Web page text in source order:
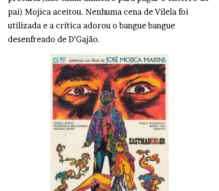
pai) Mojica aceitou. Nenhuma cena de Vilela foi
utilizada e a crítica adorou o bangue bangue
desenfreado de D’Gajão.